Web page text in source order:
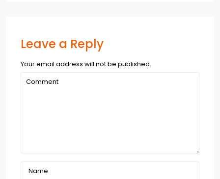
Leave a Reply
Your email address will not be published.